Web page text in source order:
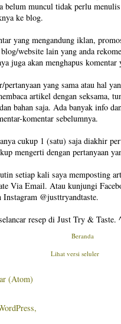
belum muncul tidak perlu
ke blog.
yang mengandung iklan,
website lain yang anda
juga akan menghapus
yang sama atau hal
artikel dengan seksama,
bahan saja. Ada banyak info
komentar sebelumnya.
cukup 1 (satu) saja diakhir
mengerti dengan pertanyaan
setiap kali saya memposting
Via Email. Atau kunjungi
@justtryandtaste.
resep di Just Try & Taste.
Beranda
Lihat versi seluler
(Atom)